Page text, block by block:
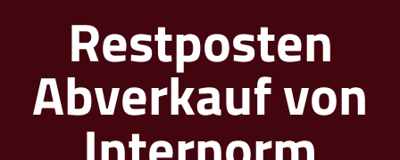
Restposten
Abverkauf von